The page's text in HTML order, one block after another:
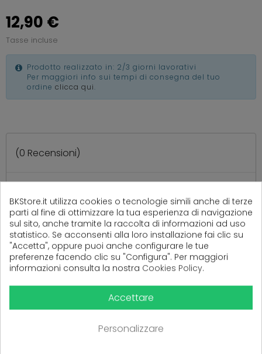
12,90 €
Tasse incluse
Prodotto realizzato in: 2/3 giorni lavorativi
Per maggiori info sui tempi di consegna del tuo
ordine clicca qui.
(0 Recensioni)
Ancora nessuna recensione da parte degli utenti.
PRODOTTI CORRELATI
( 16 altri prodotti nella stessa categoria )
BKStore.it utilizza cookies o tecnologie simili anche di terze
parti al fine di ottimizzare la tua esperienza di navigazione
sul sito, anche tramite la raccolta di informazioni ad uso
statistico. Se acconsenti alla loro installazione fai clic su
"Accetta", oppure puoi anche configurare le tue
preferenze facendo clic su "Configura". Per maggiori
informazioni consulta la nostra Cookies Policy.
Accettare
Personalizzare